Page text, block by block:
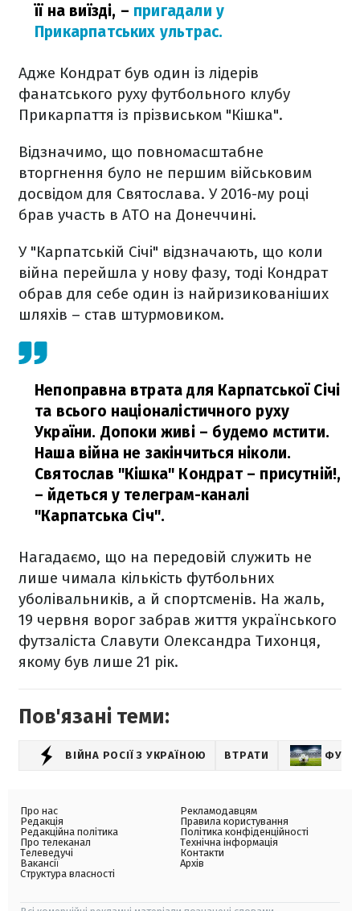
її на виїзді, – пригадали у
Прикарпатських ультрас.
Адже Кондрат був один із лідерів
фанатського руху футбольного клубу
Прикарпаття із прізвиськом "Кішка".
Відзначимо, що повномасштабне
вторгнення було не першим військовим
досвідом для Святослава. У 2016-му році
брав участь в АТО на Донеччині.
У "Карпатській Січі" відзначають, що коли
війна перейшла у нову фазу, тоді Кондрат
обрав для себе один із найризикованіших
шляхів – став штурмовиком.
Непоправна втрата для Карпатської Січі
та всього націоналістичного руху
України. Допоки живі – будемо мстити.
Наша війна не закінчиться ніколи.
Святослав "Кішка" Кондрат – присутній!,
– йдеться у телеграм-каналі
"Карпатська Січ".
Нагадаємо, що на передовій служить не
лише чимала кількість футбольних
уболівальників, а й спортсменів. На жаль,
19 червня ворог забрав життя українського
футзаліста Славути Олександра Тихонця,
якому був лише 21 рік.
Пов'язані теми:
ВІЙНА РОСІЇ З УКРАЇНОЮ ВТРАТИ
Про нас
Редакція
Редакційна політика
Про телеканал
Телеведучі
Вакансії
Структура власності
Рекламодавцям
Правила користування
Політика конфіденційності
Технічна інформація
Контакти
Архів